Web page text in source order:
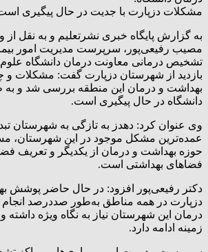
مشکلات دزپارت با جدیت در حال پیگیری
به گزارش پایگاه خبری نشرتعلیم و به نقل از
مصیب رفیعی‌پور، سرپرست مدیریت امور
تشخیص درمانی معاونت درمان دانشگاه علوم
بازدید از شهرستان دزپارت گفت: مشکلات
بهداشت و درمان این منطقه بررسی شد و
دانشگاه در حال پیگیری است.
وی عنوان کرد: دهدز به تازگی به شهرستان
عمده‌ترین مشکل موجود در این شهرستان،
حوزه بهداشت و درمان از یکدیگر و تعریف
فضاهای بهداشتی است.
دکتر رفیعی‌پور افزود: در حال حاضر پوشش
دزپارت در همه مناطق به‌طور صددرصد انجام
درمان این شهرستان نیاز به نگاه ویژه داشته
زمینه ادامه دارد.